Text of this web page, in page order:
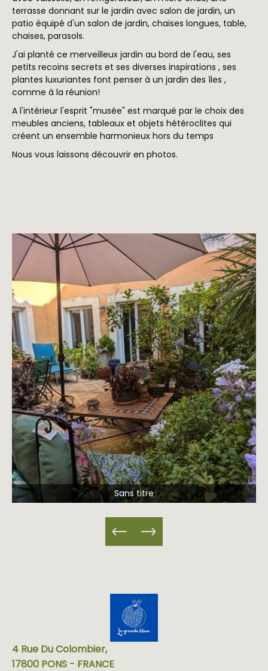
terrasse donnant sur le jardin avec salon de jardin, un
patio équipé d'un salon de jardin, chaises longues, table,
chaises, parasols.
J'ai planté ce merveilleux jardin au bord de l'eau, ses
petits recoins secrets et ses diverses inspirations , ses
plantes luxuriantes font penser à un jardin des îles ,
comme à la réunion!
A l'intérieur l'esprit "musée" est marqué par le choix des
meubles anciens, tableaux et objets hétéroclites qui
créent un ensemble harmonieux hors du temps
Nous vous laissons découvrir en photos.
Sans titre
4 Rue Du Colombier,
17800 PONS - FRANCE